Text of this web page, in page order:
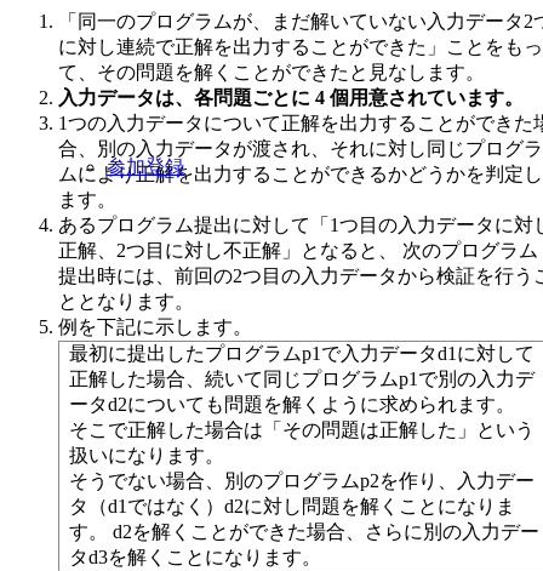
参加登録
「同一のプログラムが、まだ解いていない入力データ2
に対し連続で正解を出力することができた」ことをもっ
て、その問題を解くことができたと見なします。
入力データは、各問題ごとに 4 個用意されています。
1つの入力データについて正解を出力することができた
合、別の入力データが渡され、それに対し同じプログラ
ムにより正解を出力することができるかどうかを判定し
ます。
あるプログラム提出に対して「1つ目の入力データに対
正解、2つ目に対し不正解」となると、 次のプログラム
提出時には、前回の2つ目の入力データから検証を行う
ととなります。
例を下記に示します。
最初に提出したプログラムp1で入力データd1に対して
正解した場合、続いて同じプログラムp1で別の入力デ
ータd2についても問題を解くように求められます。
そこで正解した場合は「その問題は正解した」という
扱いになります。
そうでない場合、別のプログラムp2を作り、入力デー
タ（d1ではなく）d2に対し問題を解くことになりま
す。 d2を解くことができた場合、さらに別の入力デー
タd3を解くことになります。